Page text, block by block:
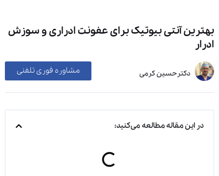
بهترین آنتی بیوتیک برای عفونت ادراری و سوزش
ادرار
دکترحسین کرمی مشاوره فوری تلفنی
در این مقاله مطالعه می‌کنید: